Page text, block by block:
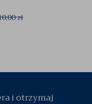
zł
i otrzymaj